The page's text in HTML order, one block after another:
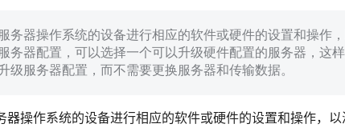
务器操作系统的设备进行相应的软件或硬件的设置和操作
务器配置，可以选择一个可以升级硬件配置的服务器，这
服务器配置，而不需要更换服务器和传输数据。
操作系统的设备进行相应的软件或硬件的设置和操作，